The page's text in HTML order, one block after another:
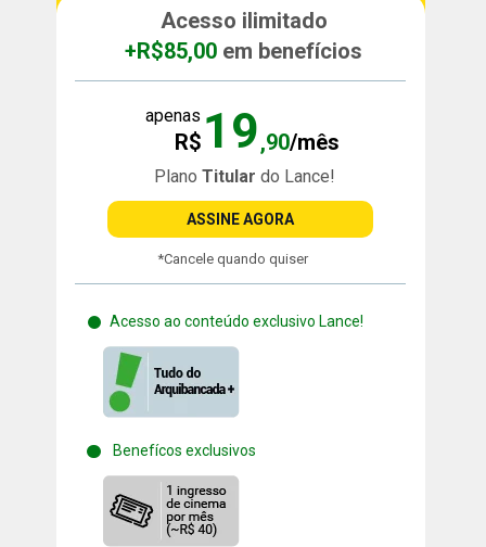
Acesso ilimitado
+R$85,00 em benefícios
19
apenas
R$ ,90/mês
Plano Titular do Lance!
ASSINE AGORA
*Cancele quando quiser
Acesso ao conteúdo exclusivo Lance!
Benefícos exclusivos